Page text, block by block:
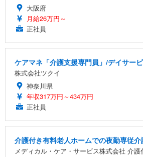
大阪府
月給26万円～
正社員
ケアマネ「介護支援専門員」/デイサー
株式会社ツクイ
神奈川県
年収317万円～434万円
正社員
介護付き有料老人ホームでの夜勤専従
メディカル・ケア・サービス株式会社 介